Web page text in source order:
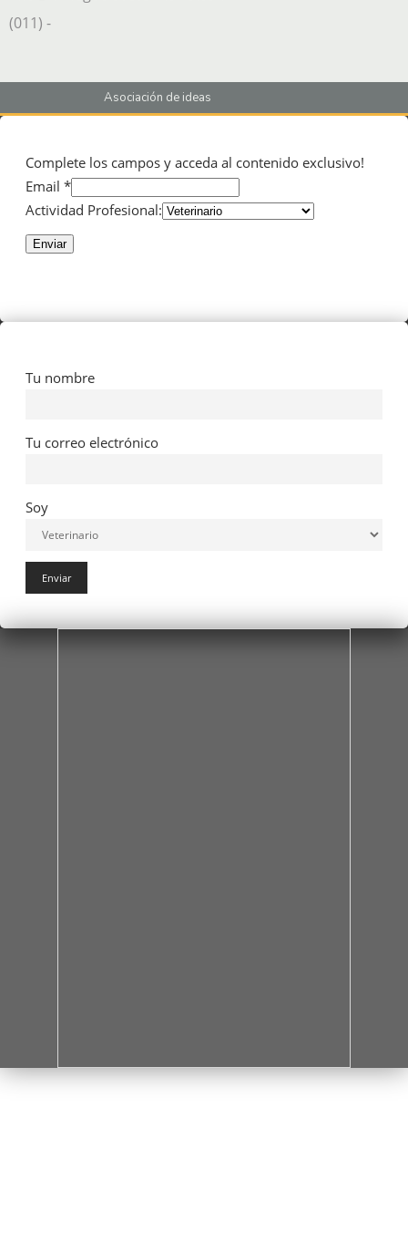
(011) -
Asociación de ideas
Complete los campos y acceda al contenido exclusivo!
Email *
Actividad Profesional:
Enviar
Tu nombre
Tu correo electrónico
Soy